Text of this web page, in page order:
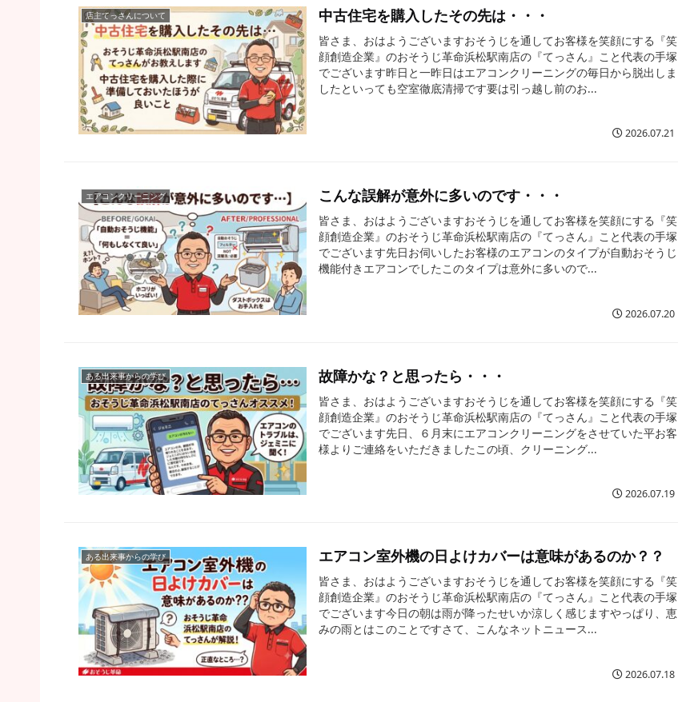
店主てっさんについて 中古住宅を購入したその先は・・・
皆さま、おはようございますおそうじを通してお客様を笑顔にする『笑
顔創造企業』のおそうじ革命浜松駅南店の『てっさん』こと代表の手塚
でございます昨日と一昨日はエアコンクリーニングの毎日から脱出しま
したといっても空室徹底清掃です要は引っ越し前のお...
2026.07.21
エアコンクリーニング こんな誤解が意外に多いのです・・・
皆さま、おはようございますおそうじを通してお客様を笑顔にする『笑
顔創造企業』のおそうじ革命浜松駅南店の『てっさん』こと代表の手塚
でございます先日お伺いしたお客様のエアコンのタイプが自動おそうじ
機能付きエアコンでしたこのタイプは意外に多いので...
2026.07.20
ある出来事からの学び 故障かな？と思ったら・・・
皆さま、おはようございますおそうじを通してお客様を笑顔にする『笑
顔創造企業』のおそうじ革命浜松駅南店の『てっさん』こと代表の手塚
でございます先日、６月末にエアコンクリーニングをさせていた平お客
様よりご連絡をいただきましたこの頃、クリーニング...
2026.07.19
ある出来事からの学び エアコン室外機の日よけカバーは意味があるのか？？
皆さま、おはようございますおそうじを通してお客様を笑顔にする『笑
顔創造企業』のおそうじ革命浜松駅南店の『てっさん』こと代表の手塚
でございます今日の朝は雨が降ったせいか涼しく感じますやっぱり、恵
みの雨とはこのことですさて、こんなネットニュース...
2026.07.18